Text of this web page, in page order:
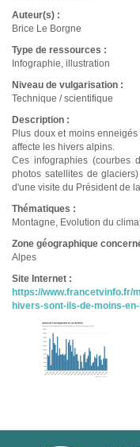
Auteur(s) :
Brice Le Borgne
Type de ressources :
Infographie, illustration
Niveau de vulgarisation :
Technique / scientifique
Description :
Plus doux et moins
affecte les hivers alpins.
Ces infographies (courbes
photos satellites de
d'une visite du Président de
Thématiques :
Montagne, Evolution du
Zone géographique
Alpes
Site Internet :
https://www.francetvinfo.fr/
hivers-sont-ils-de-moins-